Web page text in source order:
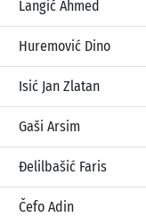
Langić Ahmed
Huremović Dino
Isić Jan Zlatan
Gaši Arsim
Đelilbašić Faris
Čefo Adin